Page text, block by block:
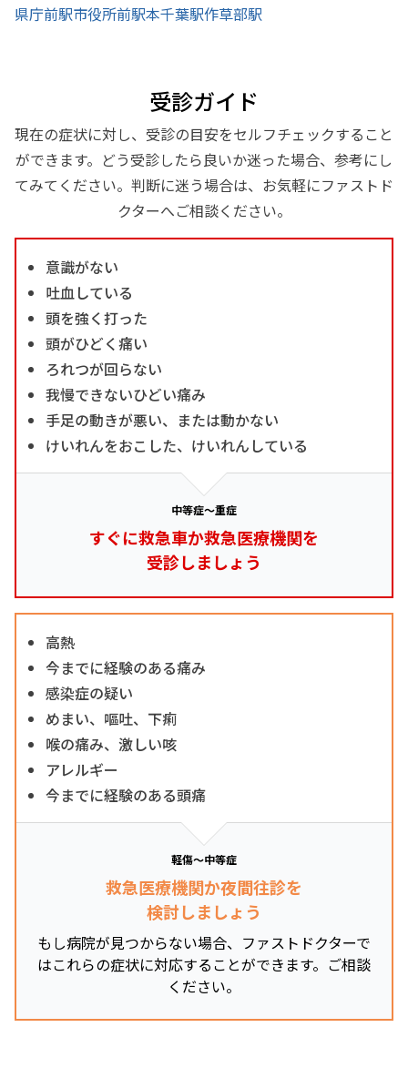
県庁前駅市役所前駅本千葉駅作草部駅
受診ガイド
現在の症状に対し、受診の目安をセルフチェックすること
ができます。どう受診したら良いか迷った場合、参考にし
てみてください。判断に迷う場合は、お気軽にファストド
クターへご相談ください。
意識がない
吐血している
頭を強く打った
頭がひどく痛い
ろれつが回らない
我慢できないひどい痛み
手足の動きが悪い、または動かない
けいれんをおこした、けいれんしている
中等症～重症
すぐに救急車か救急医療機関を
受診しましょう
高熱
今までに経験のある痛み
感染症の疑い
めまい、嘔吐、下痢
喉の痛み、激しい咳
アレルギー
今までに経験のある頭痛
軽傷～中等症
救急医療機関か夜間往診を
検討しましょう
もし病院が見つからない場合、ファストドクターで
はこれらの症状に対応することができます。ご相談
ください。